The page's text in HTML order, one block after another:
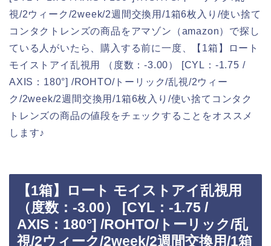
視/2ウィーク/2week/2週間交換用/1箱6枚入り/使い捨て
コンタクトレンズの商品をアマゾン（amazon）で探し
ている人がいたら、購入する前に一度、【1箱】ロート
モイストアイ乱視用 （度数：-3.00） [CYL：-1.75 /
AXIS：180°] /ROHTO/トーリック/乱視/2ウィー
ク/2week/2週間交換用/1箱6枚入り/使い捨てコンタク
トレンズの商品の値段をチェックすることをオススメ
します♪
【1箱】ロート モイストアイ乱視用
（度数：-3.00） [CYL：-1.75 /
AXIS：180°] /ROHTO/トーリック/乱
視/2ウィーク/2week/2週間交換用/1箱